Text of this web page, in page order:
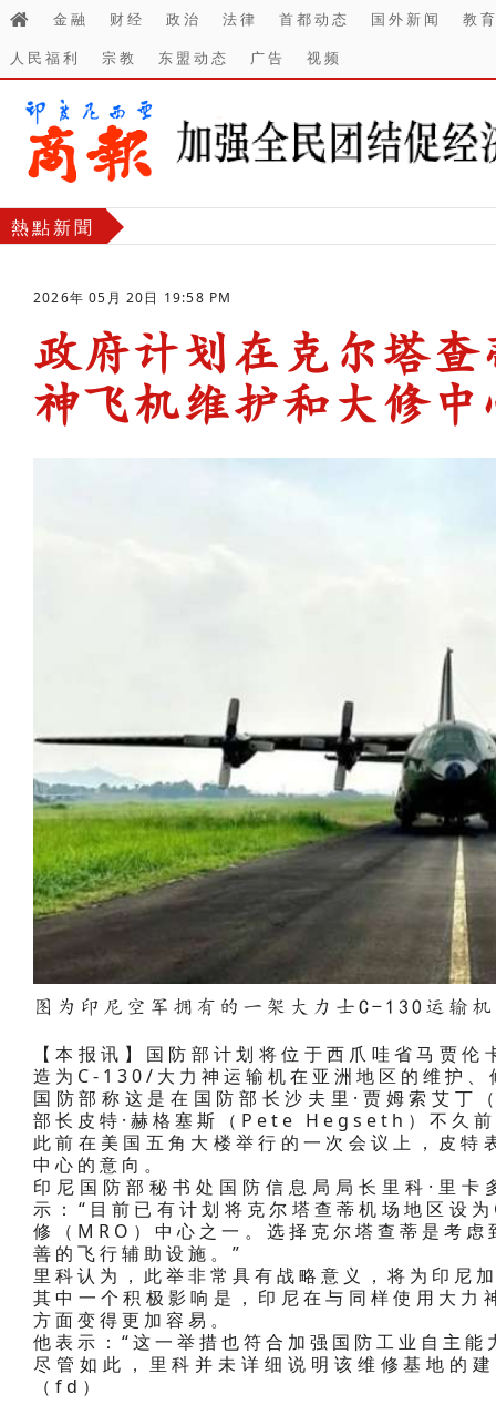
金融 财经 政治 法律 首都动态 国外新闻
教
人民福利
宗教 东盟动态 广告 视频
熱點新聞
2026年 05月 20日 19:58 PM
政府计划在克尔塔
神飞机维护和大修中
图为印尼空军拥有的一架大力士C-130运输
【本报讯】国防部计划将位于西爪哇省马贾
造为C-130/大力神运输机在亚洲地区的维护、
国防部称这是在国防部长沙夫里·贾姆索艾
部长皮特·赫格塞斯（Pete Hegseth）不久前
此前在美国五角大楼举行的一次会议上，皮
中心的意向。
印尼国防部秘书处国防信息局局长里科·里
示：“目前已有计划将克尔塔查蒂机场地区设
修（MRO）中心之一。选择克尔塔查蒂是考
善的飞行辅助设施。”
里科认为，此举非常具有战略意义，将为印尼
其中一个积极影响是，印尼在与同样使用大
方面变得更加容易。
他表示：“这一举措也符合加强国防工业自主
尽管如此，里科并未详细说明该维修基地的
（fd）